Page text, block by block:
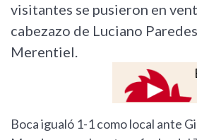
visitantes se pusieron en
cabezazo de Luciano
Merentiel.
Boca igualó 1-1 como local ante